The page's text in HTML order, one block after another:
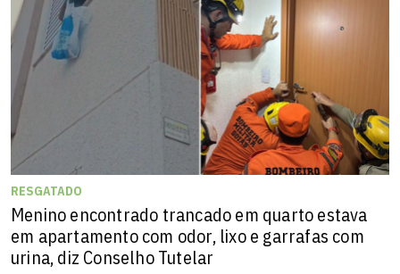
RESGATADO
Menino encontrado trancado em quarto estava
em apartamento com odor, lixo e garrafas com
urina, diz Conselho Tutelar